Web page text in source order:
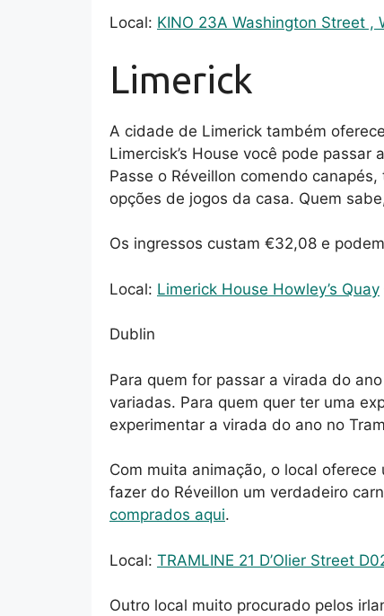
Local: KINO 23A Washington Street ,
Limerick
A cidade de Limerick também
Limercisk’s House você pode
Passe o Réveillon comendo
opções de jogos da casa. Quem
Os ingressos custam €32,08 e
Local: Limerick House Howley’s Quay
Dublin
Para quem for passar a virada do
variadas. Para quem quer ter uma
experimentar a virada do ano no
Com muita animação, o local
fazer do Réveillon um verdadeiro
comprados aqui.
Local: TRAMLINE 21 D’Olier Street
Outro local muito procurado pelos